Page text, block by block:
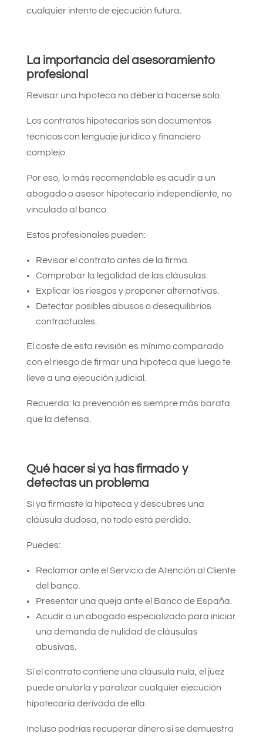
cualquier intento de ejecución futura.
La importancia del asesoramiento
profesional
Revisar una hipoteca no debería hacerse solo.
Los contratos hipotecarios son documentos
técnicos con lenguaje jurídico y financiero
complejo.
Por eso, lo más recomendable es acudir a un
abogado o asesor hipotecario independiente, no
vinculado al banco.
Estos profesionales pueden:
Revisar el contrato antes de la firma.
Comprobar la legalidad de las cláusulas.
Explicar los riesgos y proponer alternativas.
Detectar posibles abusos o desequilibrios
contractuales.
El coste de esta revisión es mínimo comparado
con el riesgo de firmar una hipoteca que luego te
lleve a una ejecución judicial.
Recuerda: la prevención es siempre más barata
que la defensa.
Qué hacer si ya has firmado y
detectas un problema
Si ya firmaste la hipoteca y descubres una
cláusula dudosa, no todo está perdido.
Puedes:
Reclamar ante el Servicio de Atención al Cliente
del banco.
Presentar una queja ante el Banco de España.
Acudir a un abogado especializado para iniciar
una demanda de nulidad de cláusulas
abusivas.
Si el contrato contiene una cláusula nula, el juez
puede anularla y paralizar cualquier ejecución
hipotecaria derivada de ella.
Incluso podrías recuperar dinero si se demuestra